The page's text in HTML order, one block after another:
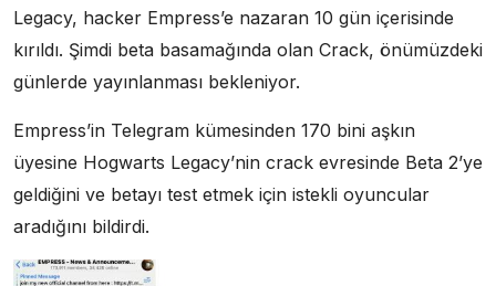
Legacy, hacker Empress’e nazaran 10 gün içerisinde
kırıldı. Şimdi beta basamağında olan Crack, önümüzdeki
günlerde yayınlanması bekleniyor.
Empress’in Telegram kümesinden 170 bini aşkın
üyesine Hogwarts Legacy’nin crack evresinde Beta 2’ye
geldiğini ve betayı test etmek için istekli oyuncular
aradığını bildirdi.